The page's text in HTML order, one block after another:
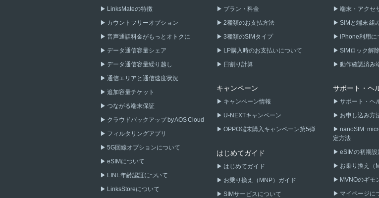
LinksMateの特徴
カウントフリーオプション
音声通話料金がもっとオトクに
データ通信容量シェア
データ通信容量繰り越し
通信エリアと通信速度状況
追加容量チケット
つながる端末保証
クラウドバックアップ by AOS Cloud
フィルタリングアプリ
5G回線オプションについて
eSIMについて
LINE年齢認証について
LinksStoreについて
プラン・料金
2種類のお支払方法
3種類のSIMタイプ
LP購入時のお支払いについて
日割り計算
キャンペーン
キャンペーン情報
U-NEXTキャンペーン
OPPO端末購入キャンペーン第5弾
はじめてガイド
はじめてガイド
お乗り換え（MNP）ガイド
SIMサービスについて
端末・アクセ
SIMと端末 組
iPhone利用に
SIMロック解
動作確認済み
サポート・ヘ
サポート・ヘ
お申し込み方
nanoSIM･
定方法
eSIMの初期設
お乗り換え（
MVNOのギモ
マイページに